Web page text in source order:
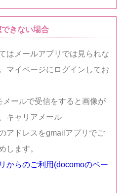
きない場合
はメールアプリでは見られな
マイページにログインしてお
ールで受信をすると画像が
キャリアメール
アドレスをgmailアプリでご
します。
からのご利用(docomoのペー